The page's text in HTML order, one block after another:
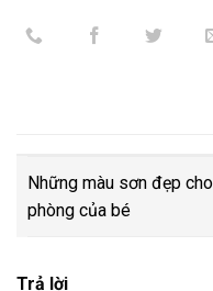
Những màu sơn đẹp cho
phòng của bé
Trả lời